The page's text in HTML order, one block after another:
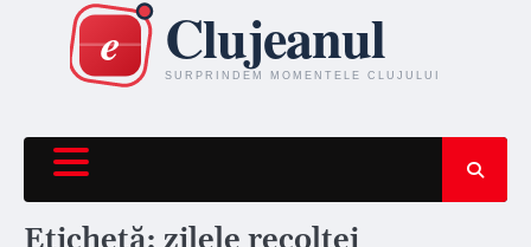
content